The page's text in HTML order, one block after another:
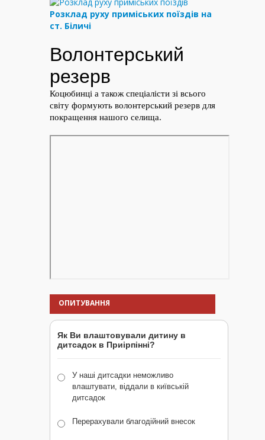
Розклад руху приміських поїздів на
ст. Біличі
ОПИТУВАННЯ
Як Ви влаштовували дитину в
дитсадок в Приірпінні?
У наші дитсадки неможливо
влаштувати, віддали в київській
дитсадок
Перерахували благодійний внесок